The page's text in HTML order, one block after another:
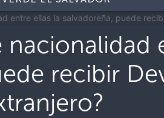
entre ellas la salvadoreña, puede
nacionalidad
recibir